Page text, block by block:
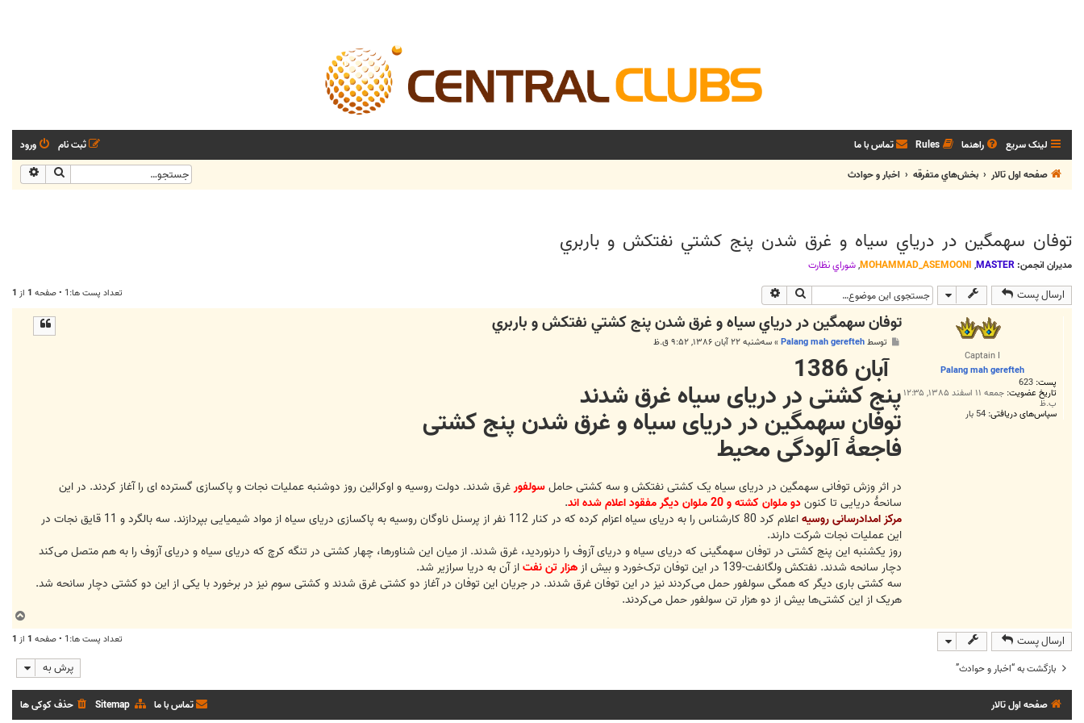
لینک سریع راهنما Rules تماس با ما ورود
ثبت نام
صفحه اول تالار
بخش‌‌هاي متفرقه اخبار و حوادث جستجو
توفان سهمگين در درياي سياه و غرق شدن پنج کشتي نفتکش و باربري
مدیران انجمن: MASTER
,
MOHAMMAD_ASEMOONI
,شوراي نظارت
ارسال پست جستجو تعداد پست ها:1 • صفحه 1 از 1
Captain I
Palang mah gerefteh
پست: 623
تاریخ عضویت: جمعه ۱۱ اسفند ۱۳۸۵, ۱۲:۳۵
ب.ظ
سپاس‌های دریافتی: 54 بار
توفان سهمگين در درياي سياه و غرق شدن پنج کشتي نفتکش و باربري
ت
توسطPalang mah gerefteh
»سه‌شنبه ۲۲ آبان ۱۳۸۶, ۹:۵۲ ق.ظ
آبان 1386
پنج کشتی در دریای سیاه غرق شدند
توفان سهمگین در دریای سیاه و غرق شدن پنج کشتی
فاجعۀ آلودگی محیط
در اثر وزش توفانی سهمگین در دریای سیاه یک کشتی نفتکش و سه کشتی حاملسولفورغرق شدند. دولت روسیه و اوکرائین روز دوشنبه عملیات نجات و پاکسازی گسترده ای را آغاز کردند. در این
سانحۀ دریایی تا کنوندو ملوان کشته و 20 ملوان دیگر مفقود اعلام شده اند
.
مرکز امدادرسانی روسیه
اعلام کرد 80 کارشناس را به دریای سیاه اعزام کرده که در کنار 112 نفر از پرسنل ناوگان روسیه به پاکسازی دریای سیاه از مواد شیمیایی بپردازند. سه بالگرد و 11 قایق نجات در
این عملیات نجات شرکت دارند.
روز یکشنبه این پنج کشتی در توفان سهمگینی که دریای سیاه و دریای آزوف را درنوردید، غرق شدند. از میان این شناورها، چهار کشتی در تنگه کرچ که دریای سیاه و دریای آزوف را به هم متصل می‌کند
دچار سانحه شدند. نفتکش ولگانفت-139 در این توفان ترک‌خورد و بیش از
هزار تن نفتاز آن به دریا سرازیر شد.
سه کشتی باری دیگر که همگی سولفور حمل می‌کردند نیز در این توفان غرق شدند. در جریان این توفان در آغاز دو کشتی غرق شدند و کشتی سوم نیز در برخورد با یکی از این دو کشتی دچار سانحه شد.
هریک از این کشتی‌ها بیش از دو هزار تن سولفور حمل می‌کردند.
ا
ارسال پست تعداد پست ها:1 • صفحه 1 از 1
بازگشت به “اخبار و حوادث” پرش به
صفحه اول تالار حذف کوکی ها Sitemap تماس با ما